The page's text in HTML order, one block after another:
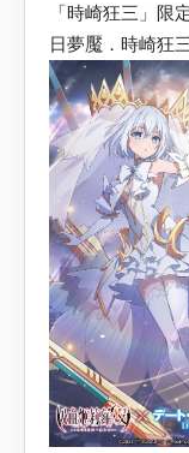
「時崎狂三」限
日夢魘．時崎狂三